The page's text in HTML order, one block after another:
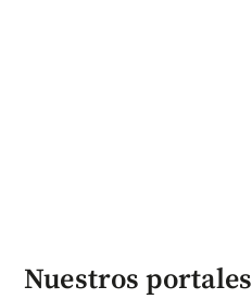
Nuestros portales